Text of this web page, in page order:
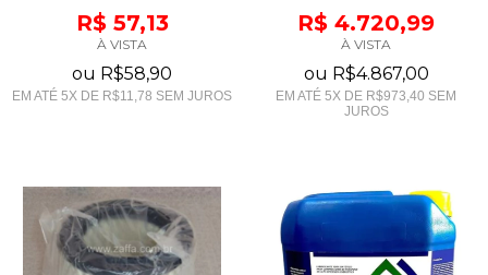
R$ 57,13
À VISTA
ou R$58,90
EM ATÉ 5X DE R$11,78 SEM JUROS
R$ 4.720,99
À VISTA
ou R$4.867,00
EM ATÉ 5X DE R$973,40 SEM
JUROS